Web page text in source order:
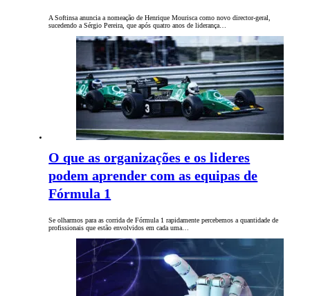
A Softinsa anuncia a nomeação de Henrique Mourisca como novo director-geral,
sucedendo a Sérgio Pereira, que após quatro anos de liderança…
O que as organizações e os lideres
podem aprender com as equipas de
Fórmula 1
Se olharmos para as corrida de Fórmula 1 rapidamente percebemos a quantidade de
profissionais que estão envolvidos em cada uma…